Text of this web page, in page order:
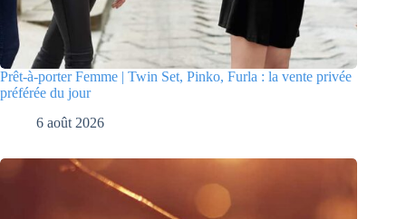
Prêt-à-porter Femme | Twin Set, Pinko, Furla : la vente privée
préférée du jour
6 août 2026